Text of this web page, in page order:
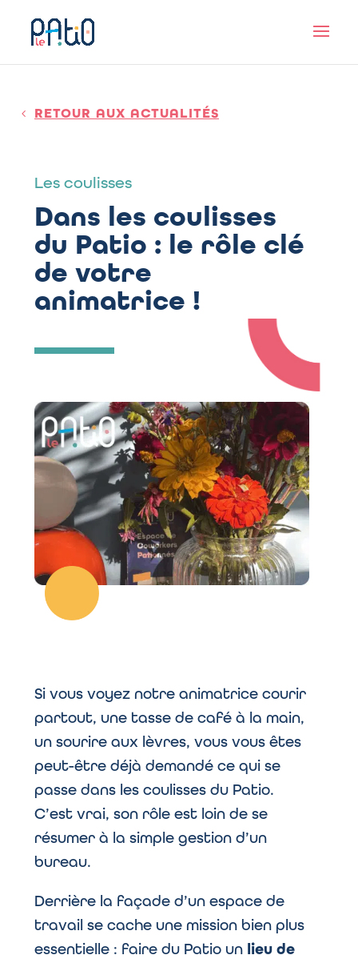
RETOUR AUX ACTUALITÉS
Les coulisses
Dans les coulisses
du Patio : le rôle clé
de votre
animatrice !
Si vous voyez notre animatrice courir
partout, une tasse de café à la main,
un sourire aux lèvres, vous vous êtes
peut-être déjà demandé ce qui se
passe dans les coulisses du Patio.
C’est vrai, son rôle est loin de se
résumer à la simple gestion d’un
bureau.
Derrière la façade d’un espace de
travail se cache une mission bien plus
essentielle : faire du Patio un lieu de